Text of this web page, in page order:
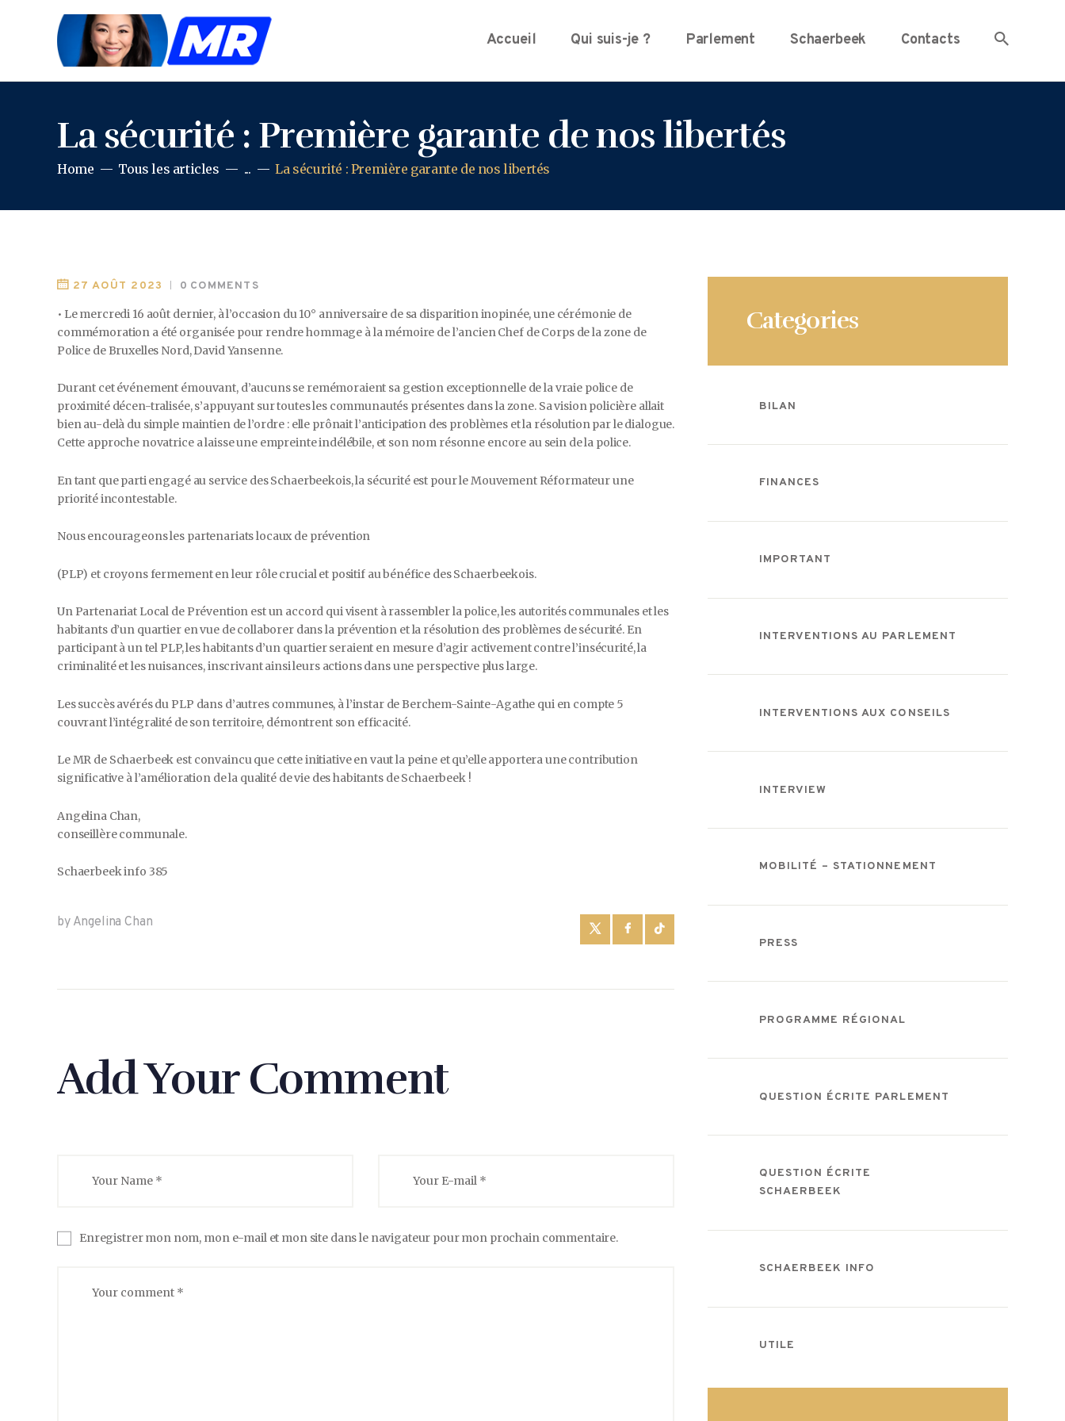
Accueil Qui suis-je ? Parlement Schaerbeek Contacts
La sécurité : Première garante de nos libertés
Home Tous les articles ... La sécurité : Première garante de nos libertés
27 AOÛT 2023 0 COMMENTS
• Le mercredi 16 août dernier, à l’occasion du 10° anniversaire de sa disparition inopinée, une cérémonie de
commémoration a été organisée pour rendre hommage à la mémoire de l’ancien Chef de Corps de la zone de
Police de Bruxelles Nord, David Yansenne.
Durant cet événement émouvant, d’aucuns se remémoraient sa gestion exceptionnelle de la vraie police de
proximité décen-tralisée, s’appuyant sur toutes les communautés présentes dans la zone. Sa vision policière allait
bien au-delà du simple maintien de l’ordre : elle prônait l’anticipation des problèmes et la résolution par le dialogue.
Cette approche novatrice a laisse une empreinte indélébile, et son nom résonne encore au sein de la police.
En tant que parti engagé au service des Schaerbeekois, la sécurité est pour le Mouvement Réformateur une
priorité incontestable.
Nous encourageons les partenariats locaux de prévention
(PLP) et croyons fermement en leur rôle crucial et positif au bénéfice des Schaerbeekois.
Un Partenariat Local de Prévention est un accord qui visent à rassembler la police, les autorités communales et les
habitants d’un quartier en vue de collaborer dans la prévention et la résolution des problèmes de sécurité. En
participant à un tel PLP, les habitants d’un quartier seraient en mesure d’agir activement contre l’insécurité, la
criminalité et les nuisances, inscrivant ainsi leurs actions dans une perspective plus large.
Les succès avérés du PLP dans d’autres communes, à l’instar de Berchem-Sainte-Agathe qui en compte 5
couvrant l’intégralité de son territoire, démontrent son efficacité.
Le MR de Schaerbeek est convaincu que cette initiative en vaut la peine et qu’elle apportera une contribution
significative à l’amélioration de la qualité de vie des habitants de Schaerbeek !
Angelina Chan,
conseillère communale.
Schaerbeek info 385
by Angelina Chan
Add Your Comment
Enregistrer mon nom, mon e-mail et mon site dans le navigateur pour mon prochain commentaire.
Categories
BILAN
FINANCES
IMPORTANT
INTERVENTIONS AU PARLEMENT
INTERVENTIONS AUX CONSEILS
INTERVIEW
MOBILITÉ – STATIONNEMENT
PRESS
PROGRAMME RÉGIONAL
QUESTION ÉCRITE PARLEMENT
QUESTION ÉCRITE
SCHAERBEEK
SCHAERBEEK INFO
UTILE